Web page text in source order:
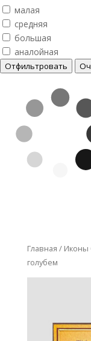
малая
средняя
большая
аналойная
Отфильтровать
Главная / Иконы
голубем